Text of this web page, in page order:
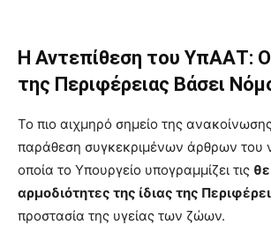
Η Αντεπίθεση του ΥπΑΑΤ:
της Περιφέρειας Βάσει
Το πιο αιχμηρό σημείο της ανακοίνωσης
παράθεση συγκεκριμένων άρθρων του
οποία το Υπουργείο υπογραμμίζει τις
αρμοδιότητες της ίδιας της
προστασία της υγείας των ζώων.